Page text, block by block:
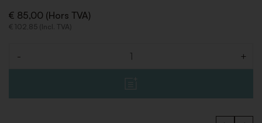
€ 85,00 (Hors TVA)
€ 102,85 (Incl. TVA)
- +